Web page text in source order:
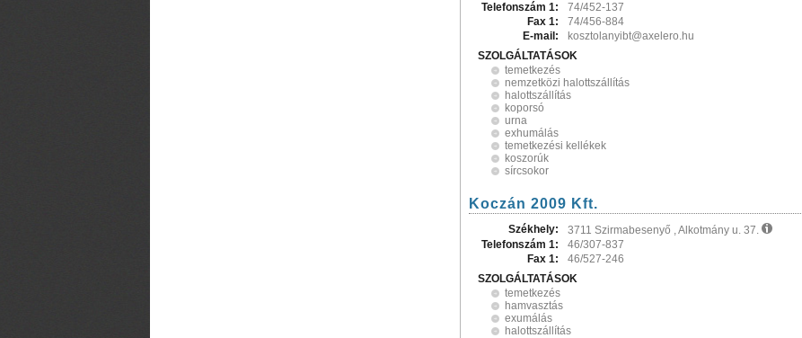
Telefonszám 1:
74/452-137
Fax 1:
74/456-884
E-mail:
kosztolanyibt@axelero.hu
SZOLGÁLTATÁSOK
temetkezés
nemzetközi halottszállítás
halottszállítás
koporsó
urna
exhumálás
temetkezési kellékek
koszorúk
sírcsokor
Koczán 2009 Kft.
Székhely:
3711 Szirmabesenyő , Alkotmány u. 37.
Telefonszám 1:
46/307-837
Fax 1:
46/527-246
SZOLGÁLTATÁSOK
temetkezés
hamvasztás
exumálás
halottszállítás